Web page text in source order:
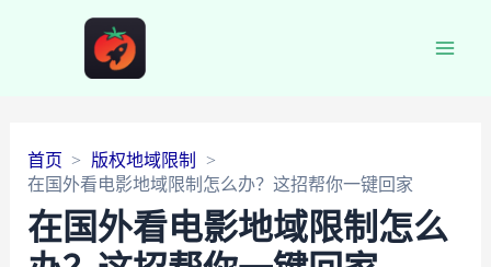
首页
版权地域限制
在国外看电影地域限制怎么办？这招帮你一键回家
在国外看电影地域限制怎么